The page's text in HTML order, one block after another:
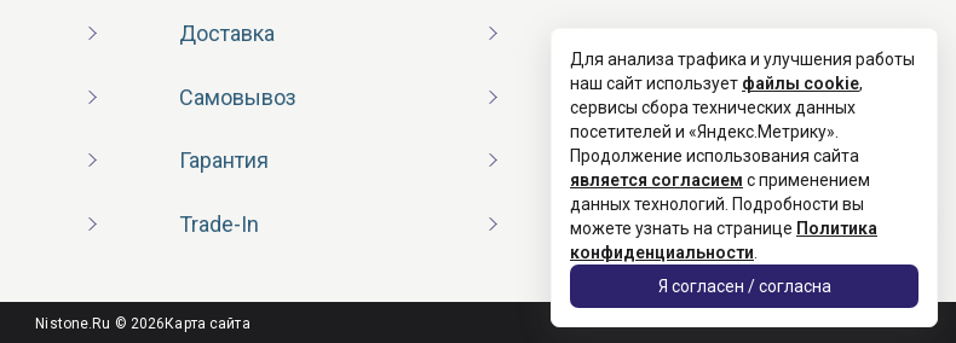
Доставка
Самовывоз
Гарантия
Trade-In
Договор оферты
Согласие на обработку ПД
Политика конфиденциальности
Nistone.Ru © 2026 Карта сайта
Для анализа трафика и улучшения работы
наш сайт использует файлы cookie,
сервисы сбора технических данных
посетителей и «Яндекс.Метрику».
Продолжение использования сайта
является согласием с применением
данных технологий. Подробности вы
можете узнать на странице Политика
конфиденциальности
Я согласен / согласна